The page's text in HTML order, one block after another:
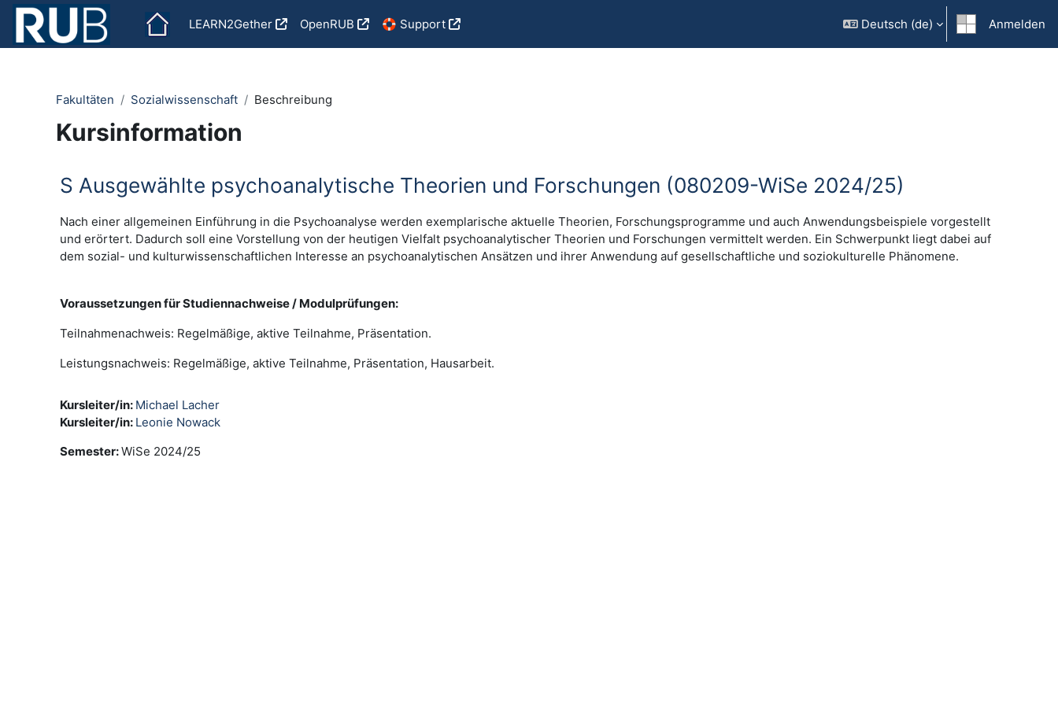
Zum Hauptinhalt
LEARN2Gether
OpenRUB 🛟 Support Deutsch ‎(de)‎ Anmelden
Fakultäten Sozialwissenschaft Beschreibung
Kursinformation
S Ausgewählte psychoanalytische Theorien und Forschungen (080209-WiSe 2024/25)
Nach einer allgemeinen Einführung in die Psychoanalyse werden exemplarische aktuelle Theorien, Forschungsprogramme und auch Anwendungsbeispiele vorgestellt
und erörtert. Dadurch soll eine Vorstellung von der heutigen Vielfalt psychoanalytischer Theorien und Forschungen vermittelt werden. Ein Schwerpunkt liegt dabei auf
dem sozial- und kulturwissenschaftlichen Interesse an psychoanalytischen Ansätzen und ihrer Anwendung auf gesellschaftliche und soziokulturelle Phänomene.
Voraussetzungen für Studiennachweise / Modulprüfungen:
Teilnahmenachweis: Regelmäßige, aktive Teilnahme, Präsentation.
Leistungsnachweis: Regelmäßige, aktive Teilnahme, Präsentation, Hausarbeit.
Kursleiter/in: Michael Lacher
Kursleiter/in: Leonie Nowack
Semester:WiSe 2024/25